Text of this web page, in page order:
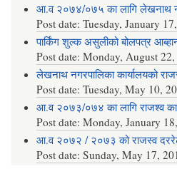
आ.व २०७४/०७५ का लागि लेखनाथ
Post date:Tuesday, January
पार्किंग शुल्क असुलीको बोलपत्र
Post date:Monday, August
लेखनाथ नगरपालिका कार्यालयको
Post date:Tuesday, May 10,
आ.व २०७३/०७४ का लागि राजश्व
Post date:Monday, January
आ.व २०७२ / २०७३ को राजस्व
Post date:Sunday, May 17,